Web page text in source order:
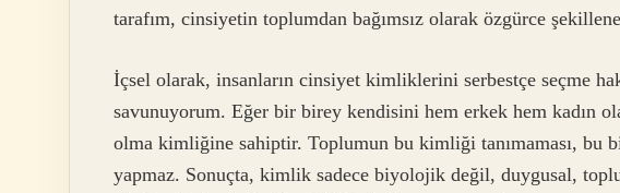
tarafım, cinsiyetin toplumdan bağımsız olarak özgürce
İçsel olarak, insanların cinsiyet kimliklerini serbestçe seçme
savunuyorum. Eğer bir birey kendisini hem erkek hem kadın
olma kimliğine sahiptir. Toplumun bu kimliği tanımaması, bu
yapmaz. Sonuçta, kimlik sadece biyolojik değil, duygusal,